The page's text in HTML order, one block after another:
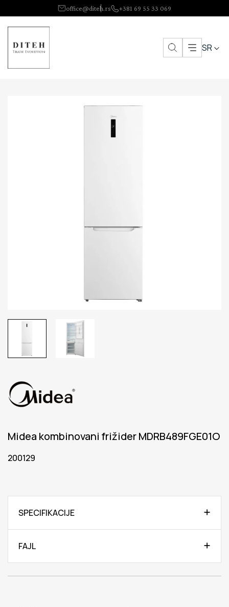
office@diteh.rs +381 69 55 33 069
SR
Midea kombinovani frižider MDRB489FGE01O
200129
SPECIFIKACIJE
FAJL